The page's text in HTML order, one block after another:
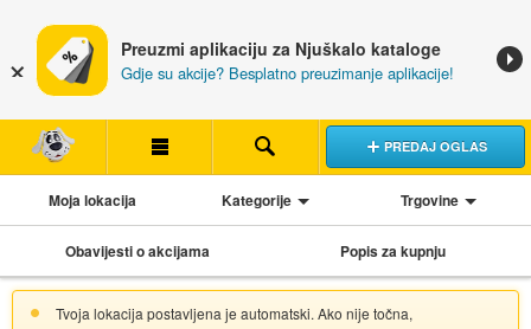
Preuzmi aplikaciju za Njuškalo kataloge
Gdje su akcije? Besplatno preuzimanje aplikacije!
PREDAJ OGLAS
Moja lokacija Kategorije Trgovine
Obavijesti o akcijama Popis za kupnju
Tvoja lokacija postavljena je automatski. Ako nije točna,